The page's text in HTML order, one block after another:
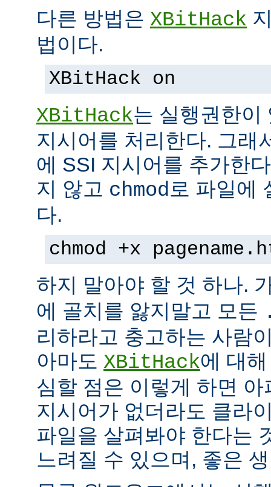
다른 방법은 XBitHack
법이다.
XBitHack on
XBitHack는 실행권한이
지시어를 처리한다. 그래
에 SSI 지시어를 추가한
지 않고 chmod 로 파일에
다.
chmod +x
하지 말아야 할 것 하나.
에 골치를 앓지말고 모든
리하라고 충고하는 사람
아마도 XBitHack에 대
심할 점은 이렇게 하면
지시어가 없더라도 클라
파일을 살펴봐야 한다는
느려질 수 있으며, 좋은